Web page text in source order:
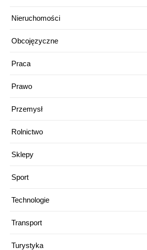
Nieruchomości
Obcojęzyczne
Praca
Prawo
Przemysł
Rolnictwo
Sklepy
Sport
Technologie
Transport
Turystyka